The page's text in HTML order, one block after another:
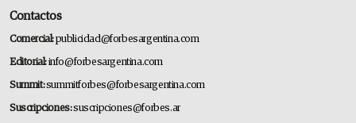
Contactos
Comercial:publicidad@forbesargentina.com
Editorial:info@forbesargentina.com
Summit:summitforbes@forbesargentina.com
Suscripciones:suscripciones@forbes.ar